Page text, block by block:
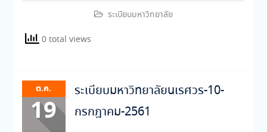
ระเบียบมหาวิทยาลัย
0 total views
ต.ค.
19
ระเบียบมหาวิทยาลัยนเรศวร-10-
กรกฎาคม-2561